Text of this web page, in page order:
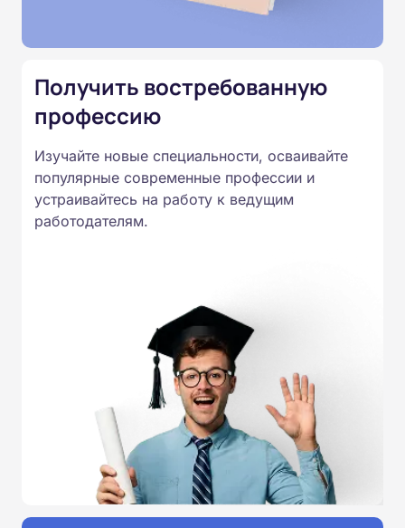
Подготовка ведется по всем
России от 14.07.2023 N 534 в
соответствии с Федеральными
образовательными стандартами
профессионального образования.
Удостоверения и дипломы о
Получить востребованную
профессию
Изучайте новые специальности, осваивайте
популярные современные профессии и
устраивайтесь на работу к ведущим
работодателям.